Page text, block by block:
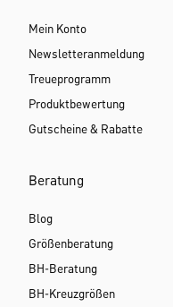
Mein Konto
Newsletteranmeldung
Treueprogramm
Produktbewertung
Gutscheine & Rabatte
Beratung
Blog
Größenberatung
BH-Beratung
BH-Kreuzgrößen